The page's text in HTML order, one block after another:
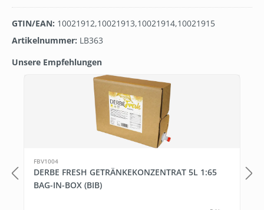
GTIN/EAN: 10021912,10021913,10021914,10021915
Artikelnummer: LB363
Unsere Empfehlungen
Produktgalerie überspringen
FBV1004
DERBE FRESH GETRÄNKEKONZENTRAT 5L 1:65
BAG-IN-BOX (BIB)